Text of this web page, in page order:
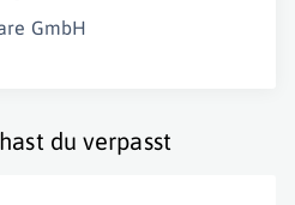
GmbH
du verpasst